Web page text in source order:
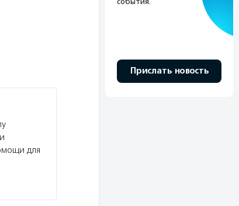
для
Прислать новость